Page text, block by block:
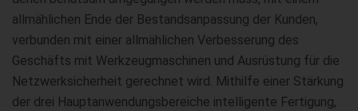
allmählichen Ende der Bestandsanpassung der Kunden,
verbunden mit einer allmählichen Verbesserung des
Geschäfts mit Werkzeugmaschinen und Ausrüstung für die
Netzwerksicherheit gerechnet wird. Mithilfe einer Stärkung
der drei Hauptanwendungsbereiche intelligente Fertigung,